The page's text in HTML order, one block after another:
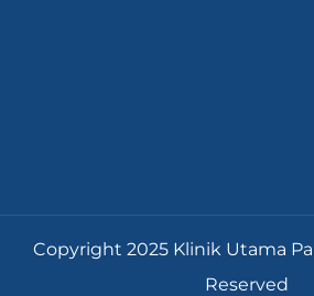
Copyright 2025 Klinik Utama
Reserved